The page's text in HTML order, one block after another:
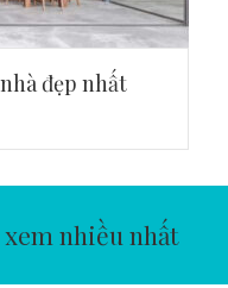
đẹp nhất
nhiều nhất